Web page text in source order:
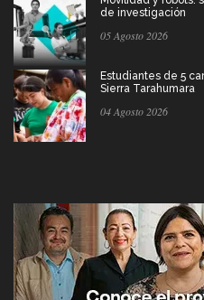
de investigación
05 Agosto 2026
Estudiantes de 5
Sierra Tarahumara
04 Agosto 2026